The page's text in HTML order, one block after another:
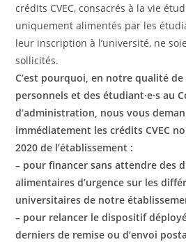
crédits CVEC, consacrés à la vie
uniquement alimentés par les
leur inscription à l’université, ne
sollicités.
C’est pourquoi, en notre qualité de
personnels et des étudiant·e·s au
d’administration, nous vous
immédiatement les crédits CVEC
2020 de l’établissement :
– pour financer sans attendre des
alimentaires d’urgence sur les
universitaires de notre
– pour relancer le dispositif
derniers de remise ou d’envoi